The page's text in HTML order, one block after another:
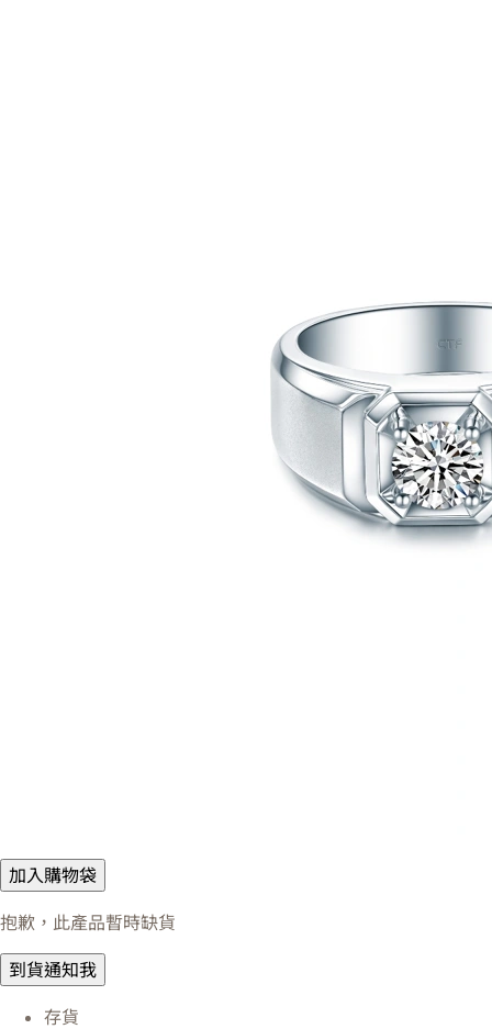
加入購物袋
抱歉，此產品暫時缺貨
到貨通知我
存貨